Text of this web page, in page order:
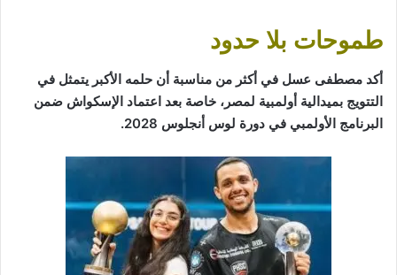
طموحات بلا حدود
أكد مصطفى عسل في أكثر من مناسبة أن حلمه الأكبر يتمثل في
التتويج بميدالية أولمبية لمصر، خاصة بعد اعتماد الإسكواش ضمن
البرنامج الأولمبي في دورة لوس أنجلوس 2028.